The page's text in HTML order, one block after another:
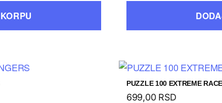
PUZZLE 100 EXTREME
699,00 RSD